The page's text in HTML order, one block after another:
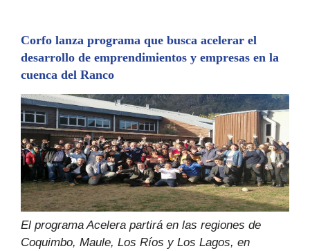
Corfo lanza programa que busca acelerar el
desarrollo de emprendimientos y empresas en la
cuenca del Ranco
El programa Acelera partirá en las regiones de
Coquimbo, Maule, Los Ríos y Los Lagos, en